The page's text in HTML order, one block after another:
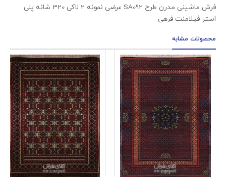
فرش ماشینی مدرن طرح SA092 عرضی نمونه 2 لاکی 320 شانه پلی
استر فیلامنت فرهی
محصولات مشابه